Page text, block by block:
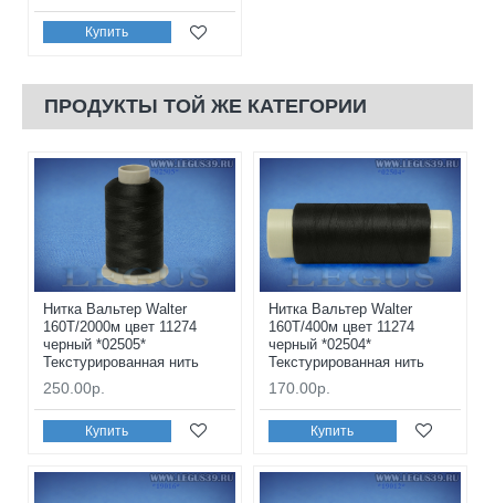
Купить
ПРОДУКТЫ ТОЙ ЖЕ КАТЕГОРИИ
Нитка Вальтер Walter
160T/2000м цвет 11274
черный *02505*
Текстурированная нить
250.00р.
Купить
Нитка Вальтер Walter
160T/400м цвет 11274
черный *02504*
Текстурированная нить
170.00р.
Купить